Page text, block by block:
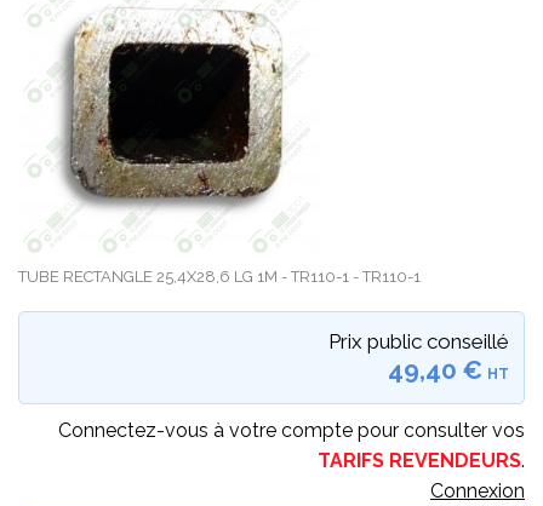
TUBE RECTANGLE 25,4X28,6 LG 1M - TR110-1 - TR110-1
Prix public conseillé
49,40 € HT
Connectez-vous à votre compte pour consulter vos
TARIFS REVENDEURS.
Connexion